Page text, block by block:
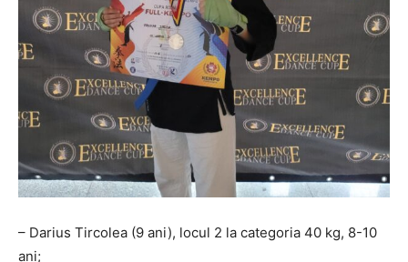
– Darius Tircolea (9 ani), locul 2 la categoria 40 kg, 8-10
ani;